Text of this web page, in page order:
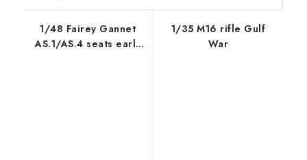
1/48 Fairey Gannet
AS.1/AS.4 seats early
1/35 M16 rifle Gulf
War